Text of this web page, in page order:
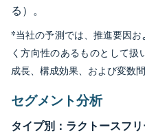
る）。
*当社の予測では、推進要因
く方向性のあるものとして扱
成長、構成効果、および変数
セグメント分析
タイプ別：ラクトースフ